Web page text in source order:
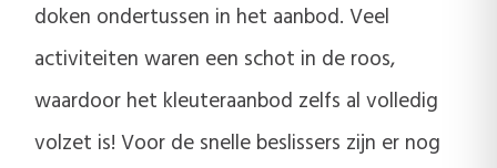
doken ondertussen in het aanbod. Veel
activiteiten waren een schot in de roos,
waardoor het kleuteraanbod zelfs al volledig
volzet is! Voor de snelle beslissers zijn er nog